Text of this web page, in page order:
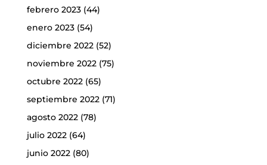
febrero 2023(44)
enero 2023(54)
diciembre 2022(52)
noviembre 2022(75)
octubre 2022(65)
septiembre 2022(71)
agosto 2022(78)
julio 2022(64)
junio 2022(80)